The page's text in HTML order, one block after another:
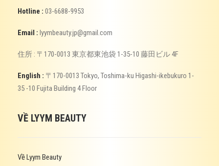
Hotline : 03-6688-9953
Email : lyymbeauty.jp@gmail.com
住所 : 〒170-0013 東京都東池袋 1-35-10 藤田ビル 4F
English : 〒170-0013 Tokyo, Toshima-ku Higashi-ikebukuro 1-
35 -10 Fujita Building 4 Floor
VỀ LYYM BEAUTY
Về Lyym Beauty